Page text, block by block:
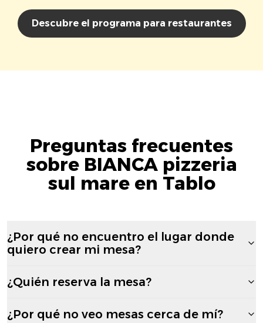
Descubre el programa para restaurantes
Preguntas frecuentes
sobre BIANCA pizzeria
sul mare en Tablo
¿Por qué no encuentro el lugar donde
quiero crear mi mesa?
¿Quién reserva la mesa?
¿Por qué no veo mesas cerca de mí?